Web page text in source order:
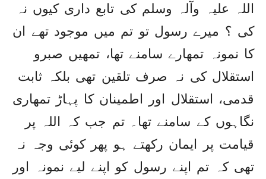
اللہ علیہ وآلہ وسلم کی تابع داری کیوں نہ
کی ؟ میرے رسول تو تم میں موجود تھے ان
کا نمونہ تمھارے سامنے تھا، تمھیں صبرو
استقلال کی نہ صرف تلقین تھی بلکہ ثابت
قدمی، استقلال اور اطمینان کا پہاڑ تمھاری
نگاہوں کے سامنے تھا۔ تم جب کہ اللہ پر
قیامت پر ایمان رکھتے ہو پھر کوئی وجہ نہ
تھی کہ تم اپنے رسول کو اپنے لیے نمونہ اور